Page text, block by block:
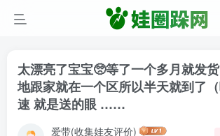
太漂亮了宝宝🥺等了一个多月就发
地跟家就在一个区所以半天就到了
速 就是送的眼 ……
爱带(收集娃友评价)